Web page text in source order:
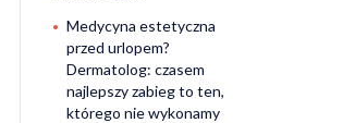
Medycyna estetyczna
przed urlopem?
Dermatolog: czasem
najlepszy zabieg to ten,
którego nie wykonamy